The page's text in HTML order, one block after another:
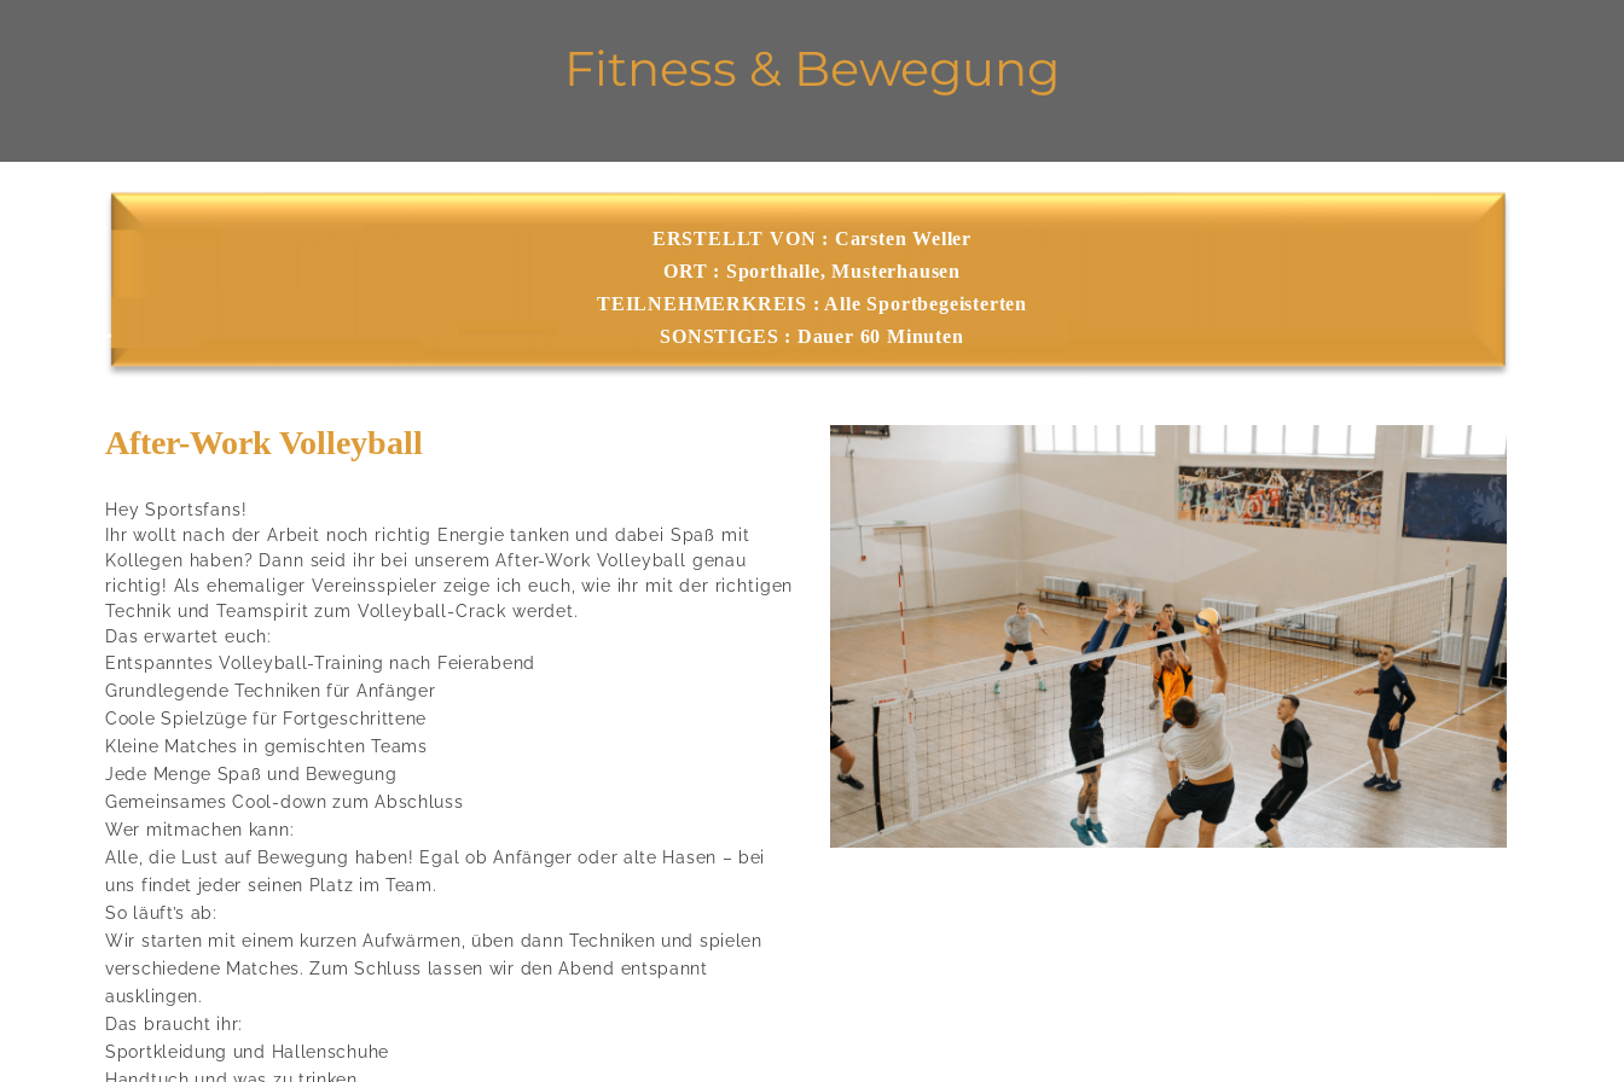
Fitness & Bewegung
ERSTELLT VON : Carsten Weller
ORT : Sporthalle, Musterhausen
TEILNEHMERKREIS : Alle Sportbegeisterten
SONSTIGES : Dauer 60 Minuten
After-Work Volleyball
Hey Sportsfans!
Ihr wollt nach der Arbeit noch richtig Energie tanken und dabei Spaß mit
Kollegen haben? Dann seid ihr bei unserem After-Work Volleyball genau
richtig! Als ehemaliger Vereinsspieler zeige ich euch, wie ihr mit der richtigen
Technik und Teamspirit zum Volleyball-Crack werdet.
Das erwartet euch:
Entspanntes Volleyball-Training nach Feierabend
Grundlegende Techniken für Anfänger
Coole Spielzüge für Fortgeschrittene
Kleine Matches in gemischten Teams
Jede Menge Spaß und Bewegung
Gemeinsames Cool-down zum Abschluss
Wer mitmachen kann:
Alle, die Lust auf Bewegung haben! Egal ob Anfänger oder alte Hasen – bei
uns findet jeder seinen Platz im Team.
So läuft’s ab:
Wir starten mit einem kurzen Aufwärmen, üben dann Techniken und spielen
verschiedene Matches. Zum Schluss lassen wir den Abend entspannt
ausklingen.
Das braucht ihr:
Sportkleidung und Hallenschuhe